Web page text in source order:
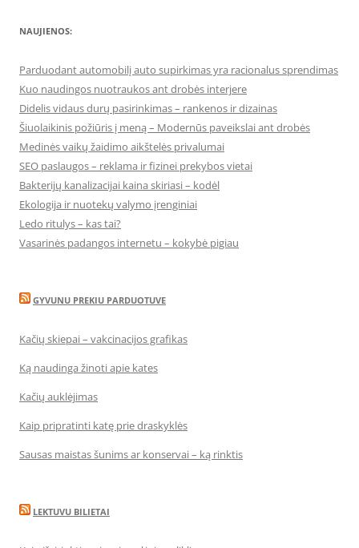
NAUJIENOS:
Parduodant automobilį auto supirkimas yra racionalus sprendimas
Kuo naudingos nuotraukos ant drobės interjere
Didelis vidaus durų pasirinkimas – rankenos ir dizainas
Šiuolaikinis požiūris į meną – Modernūs paveikslai ant drobės
Medinės vaikų žaidimo aikštelės privalumai
SEO paslaugos – reklama ir fizinei prekybos vietai
Bakterijų kanalizacijai kaina skiriasi – kodėl
Ekologija ir nuotekų valymo įrenginiai
Ledo ritulys – kas tai?
Vasarinės padangos internetu – kokybė pigiau
GYVUNU PREKIU PARDUOTUVE
Kačių skiepai – vakcinacijos grafikas
Ką naudinga žinoti apie kates
Kačių auklėjimas
Kaip pripratinti katę prie draskyklės
Sausas maistas šunims ar konservai – ką rinktis
LEKTUVU BILIETAI